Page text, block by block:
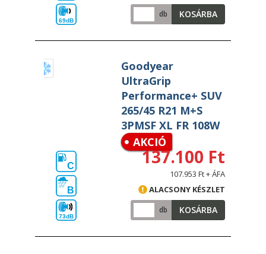
69dB
db KOSÁRBA
Goodyear
UltraGrip
Performance+ SUV
265/45 R21 M+S
3PMSF XL FR 108W
AKCIÓ
C
B
73dB
137.100 Ft
107.953 Ft + ÁFA
ALACSONY KÉSZLET
db KOSÁRBA